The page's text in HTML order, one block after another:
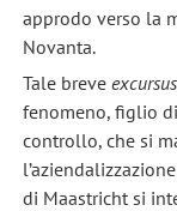
approdo verso la
Novanta.
Tale breve excursus
fenomeno, figlio
controllo, che si
di Maastricht si